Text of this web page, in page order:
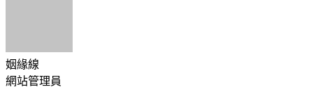
姻緣線
網站管理員